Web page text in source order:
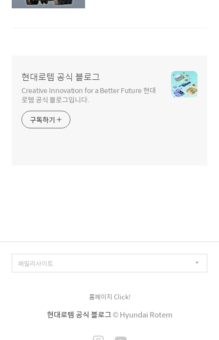
현대로템 공식 블로그
Creative Innovation for a Better Future 현대
로템 공식 블로그입니다.
구독하기
홈페이지 Click!
현대로템 공식 블로그© Hyundai Rotem